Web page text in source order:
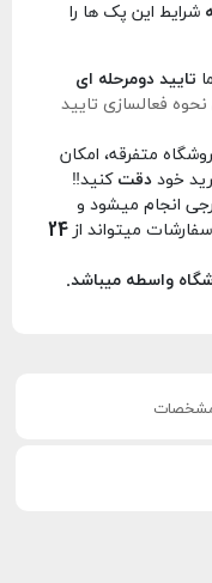
شرایط این پک ها را
تایید دومرحله ای
فعالسازی تایید
متفرقه، امکان
خود دقت کنید‼️
انجام میشود و
میتواند از 24
واسطه میباشد.